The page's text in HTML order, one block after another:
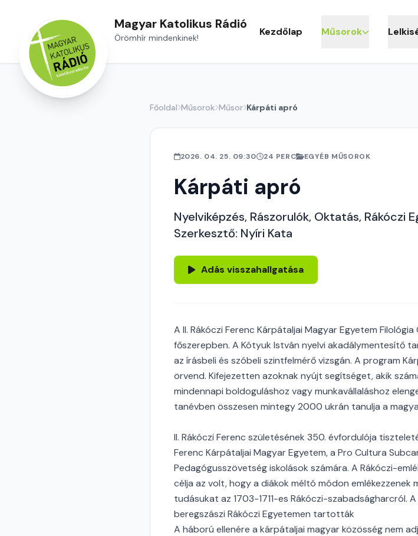
Magyar Katolikus Rádió
Örömhír mindenkinek! Kezdőlap Műsorok
Főoldal Műsorok Műsor Kárpáti apró
2026. 04. 25. 09:30 24 PERC EGYÉB MŰSOROK
Kárpáti apró
Nyelviképzés, Rászorulók, Oktatás, Rákóczi
Szerkesztő: Nyíri Kata
Adás visszahallgatása
A II. Rákóczi Ferenc Kárpátaljai Magyar Egyetem
főszerepben. A Kótyuk István nyelvi akadálymentesítő
az írásbeli és szóbeli szintfelmérő vizsgán. A program
örvend. Kifejezetten azoknak nyújt segítséget, akik
mindennapi boldoguláshoz vagy munkavállaláshoz
tanévben összesen mintegy 2000 ukrán tanulja a
II. Rákóczi Ferenc születésének 350. évfordulója
Ferenc Kárpátaljai Magyar Egyetem, a Pro Cultura
Pedagógusszövetség iskolások számára. A Rákóczi-
célja az volt, hogy a diákok méltó módon emlékezzenek
tudásukat az 1703-1711-es Rákóczi-szabadságharcról.
beregszászi Rákóczi Egyetemen tartották
A háború ellenére a kárpátaljai magyar közösség nem